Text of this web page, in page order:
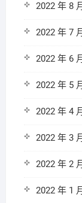
2022 年 8
2022 年 7
2022 年 6
2022 年 5
2022 年 4
2022 年 3
2022 年 2
2022 年 1